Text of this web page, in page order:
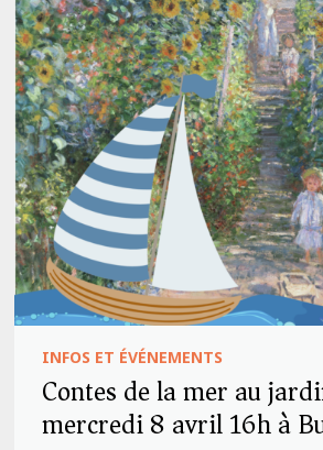
INFOS ET ÉVÉNEMENTS
Contes de la mer au
mercredi 8 avril 16h à